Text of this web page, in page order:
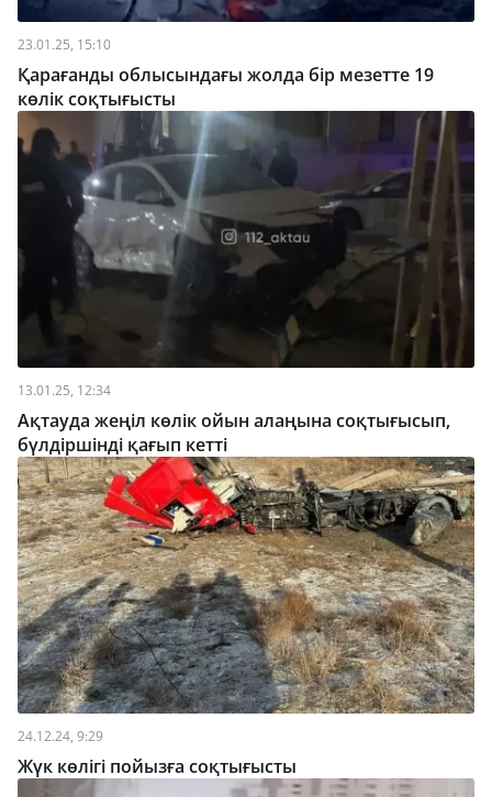
23.01.25, 15:10
Қарағанды ​​облысындағы жолда бір мезетте 19
көлік соқтығысты
13.01.25, 12:34
Ақтауда жеңіл көлік ойын алаңына соқтығысып,
бүлдіршінді қағып кетті
24.12.24, 9:29
Жүк көлігі пойызға соқтығысты